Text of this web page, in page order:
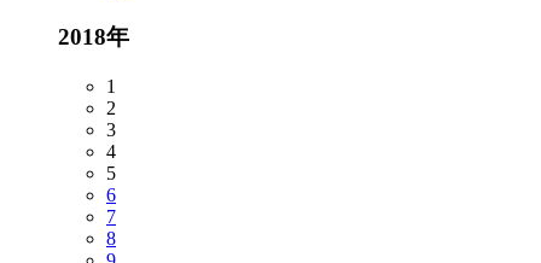
2018年
1
2
3
4
5
6
7
8